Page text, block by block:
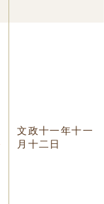
文政十一年十一
月十二日